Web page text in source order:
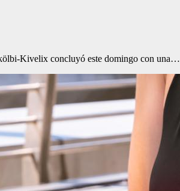
Kivelix concluyó este domingo con una…